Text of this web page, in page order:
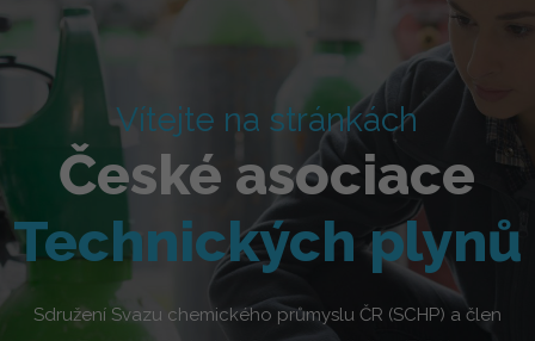
Vítejte na stránkách
České asociace
Technických plynů
Sdružení Svazu chemického průmyslu ČR (SCHP) a člen